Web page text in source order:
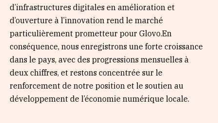
d’infrastructures digitales en amélioration et
d’ouverture à l’innovation rend le marché
particulièrement prometteur pour Glovo.En
conséquence, nous enregistrons une forte croissance
dans le pays, avec des progressions mensuelles à
deux chiffres, et restons concentrée sur le
renforcement de notre position et le soutien au
développement de l’économie numérique locale.